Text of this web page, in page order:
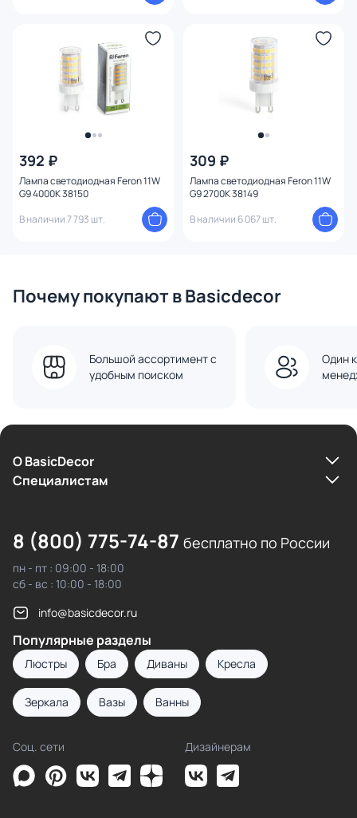
392 ₽
Лампа светодиодная Feron 11W
G9 4000K 38150
В наличии 7 793 шт.
309 ₽
Лампа светодиодная Feron 11W
G9 2700K 38149
В наличии 6 067 шт.
Почему покупают в Basicdecor
Большой ассортимент с
удобным поиском
Один
О BasicDecor
Cпециалистам
8 (800) 775-74-87 бесплатно по России
пн - пт : 09:00 - 18:00
сб - вс : 10:00 - 18:00
info@basicdecor.ru
Популярные разделы
Люстры Бра Диваны Кресла
Зеркала Вазы Ванны
Соц. сети Дизайнерам